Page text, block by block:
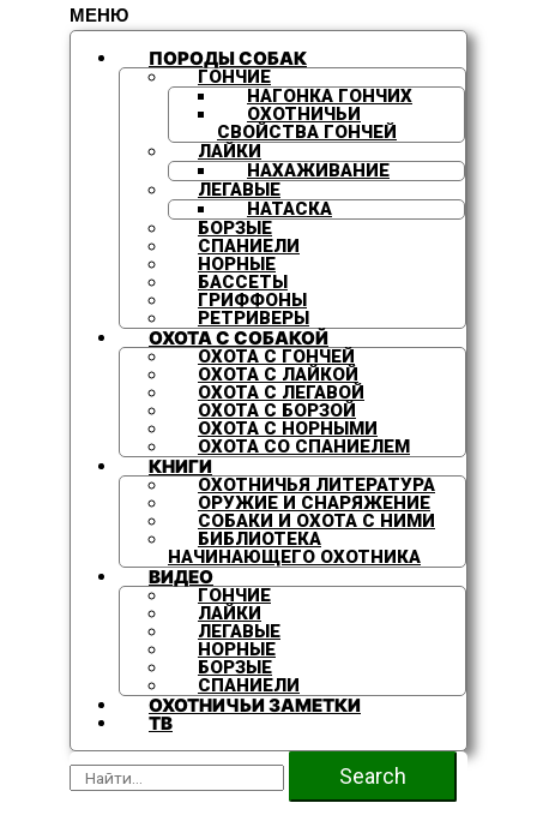
МЕНЮ
ПОРОДЫ СОБАК
ГОНЧИЕ
НАГОНКА ГОНЧИХ
ОХОТНИЧЬИ
СВОЙСТВА ГОНЧЕЙ
ЛАЙКИ
НАХАЖИВАНИЕ
ЛЕГАВЫЕ
НАТАСКА
БОРЗЫЕ
СПАНИЕЛИ
НОРНЫЕ
БАССЕТЫ
ГРИФФОНЫ
РЕТРИВЕРЫ
ОХОТА С СОБАКОЙ
ОХОТА С ГОНЧЕЙ
ОХОТА С ЛАЙКОЙ
ОХОТА С ЛЕГАВОЙ
ОХОТА С БОРЗОЙ
ОХОТА С НОРНЫМИ
ОХОТА СО СПАНИЕЛЕМ
КНИГИ
ОХОТНИЧЬЯ ЛИТЕРАТУРА
ОРУЖИЕ И СНАРЯЖЕНИЕ
СОБАКИ И ОХОТА С НИМИ
БИБЛИОТЕКА
НАЧИНАЮЩЕГО ОХОТНИКА
ВИДЕО
ГОНЧИЕ
ЛАЙКИ
ЛЕГАВЫЕ
НОРНЫЕ
БОРЗЫЕ
СПАНИЕЛИ
ОХОТНИЧЬИ ЗАМЕТКИ
ТВ
Search